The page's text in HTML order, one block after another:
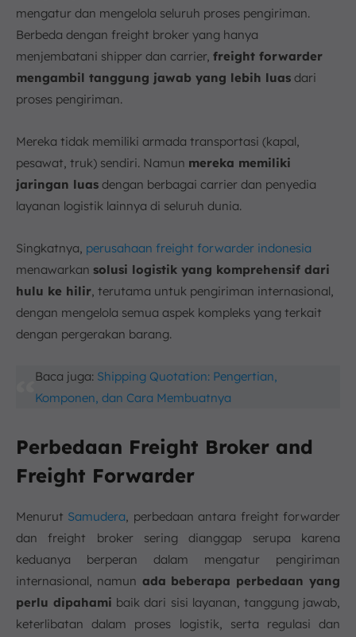
mengatur dan mengelola seluruh proses pengiriman.
Berbeda dengan freight broker yang hanya
menjembatani shipper dan carrier, freight forwarder
mengambil tanggung jawab yang lebih luas dari
proses pengiriman.
Mereka tidak memiliki armada transportasi (kapal,
pesawat, truk) sendiri. Namun mereka memiliki
jaringan luas dengan berbagai carrier dan penyedia
layanan logistik lainnya di seluruh dunia.
Singkatnya, perusahaan freight forwarder indonesia
menawarkan solusi logistik yang komprehensif dari
hulu ke hilir, terutama untuk pengiriman internasional,
dengan mengelola semua aspek kompleks yang terkait
dengan pergerakan barang.
Baca juga: Shipping Quotation: Pengertian,
Komponen, dan Cara Membuatnya
Perbedaan Freight Broker and
Freight Forwarder
Menurut Samudera, perbedaan antara freight forwarder
dan freight broker sering dianggap serupa karena
keduanya berperan dalam mengatur pengiriman
internasional, namun ada beberapa perbedaan yang
perlu dipahami baik dari sisi layanan, tanggung jawab,
keterlibatan dalam proses logistik, serta regulasi dan